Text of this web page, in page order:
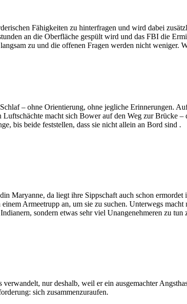
Fähigkeiten zu hinterfragen und wird dabei
an die Oberfläche gespült wird und das FBI die
zu und die offenen Fragen werden nicht weniger.
– ohne Orientierung, ohne jegliche Erinnerungen.
macht sich Bower auf den Weg zur Brücke
bis beide feststellen, dass sie nicht allein an Bord sind .
Maryanne, da liegt ihre Sippschaft auch schon
Armeetrupp an, um sie zu suchen. Unterwegs
sondern etwas sehr viel Unangenehmeren zu tun
nur deshalb, weil er ein ausgemachter
sich zusammenzuraufen.